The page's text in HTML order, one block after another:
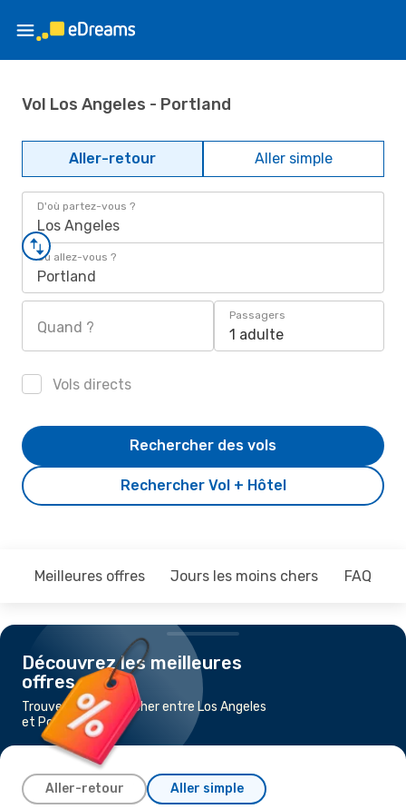
Vol Los Angeles - Portland
Aller-retour Aller simple
D'où partez-vous ?
Los Angeles
Où allez-vous ?
Portland
Quand ?
Passagers
1 adulte
Vols directs
Rechercher Vol + Hôtel
Rechercher des vols
Meilleures offres Jours les moins chers FAQ
Découvrez les meilleures
offres
Trouvez un vol pas cher entre Los Angeles
et Portland
Aller-retour Aller simple